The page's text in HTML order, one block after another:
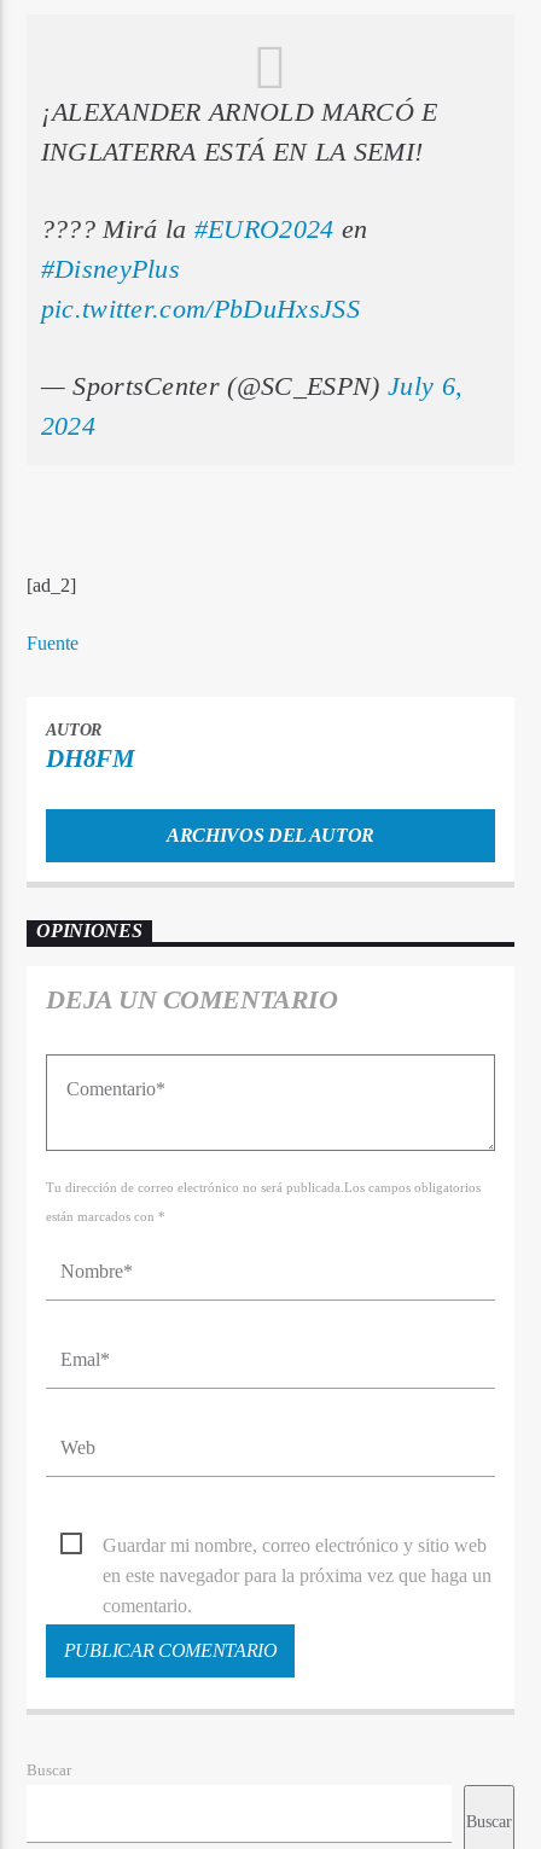
¡ALEXANDER ARNOLD MARCÓ E
INGLATERRA ESTÁ EN LA SEMI!
???? Mirá la #EURO2024 en
#DisneyPlus
pic.twitter.com/PbDuHxsJSS
— SportsCenter (@SC_ESPN) July 6,
2024
[ad_2]
Fuente
AUTOR
DH8FM
ARCHIVOS DEL AUTOR
OPINIONES
DEJA UN COMENTARIO
Tu dirección de correo electrónico no será publicada.Los campos obligatorios
están marcados con *
Guardar mi nombre, correo electrónico y sitio web
en este navegador para la próxima vez que haga un
comentario.
Buscar
Buscar